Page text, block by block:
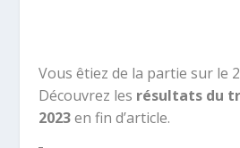
Vous êtiez de la partie sur le
Découvrez les résultats du
2023en fin d’article.